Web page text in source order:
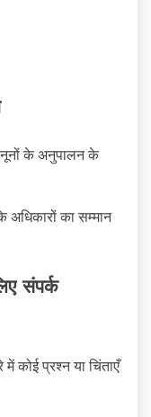
के अनुपालन के
का सम्मान
संपर्क
में कोई प्रश्न या चिंताएँ